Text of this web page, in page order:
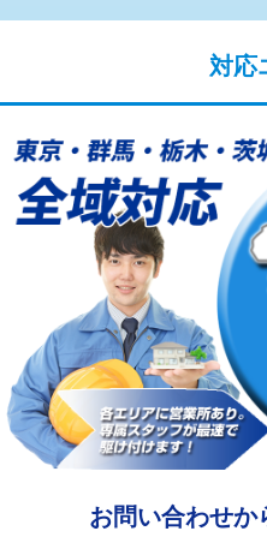
業)
給水管工事※（塩ビ管（VP・
用/3ｍまで)
給水管工事※（塩ビ管（VP・
用（追加）/3ｍ超え)
給水管工事※（ライニング鋼
管・ポリ管・HT管使用/3ｍまで)
給水管工事※（ライニング鋼管
管・ポリ管・HT管使用/3ｍ超
マス交換（土の掘削・埋め戻
マス交換（深さ50㎝未満）
対応
お問い合わせか